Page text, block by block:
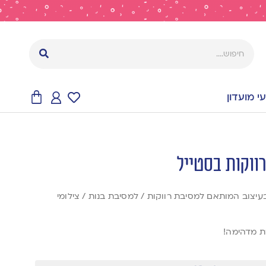
מועדון
בסטייל
מקל בעיצוב המותאם למסיבת רווקות / למסיבת בנות / צילומי
מדהימה!